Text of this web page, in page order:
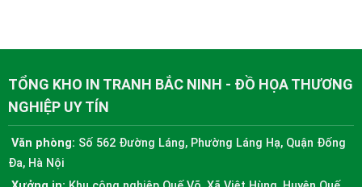
TỔNG KHO IN TRANH BẮC NINH - ĐỒ HỌA THƯƠNG
NGHIỆP UY TÍN
Văn phòng: Số 562 Đường Láng, Phường Láng Hạ, Quận Đống
Đa, Hà Nội